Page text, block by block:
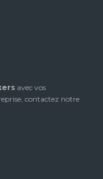
avec vos
contactez notre